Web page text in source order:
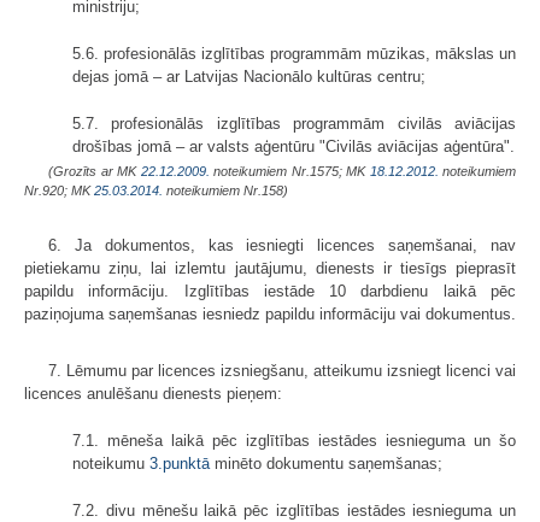
ministriju;
5.6. profesionālās izglītības programmām mūzikas, mākslas un
dejas jomā – ar Latvijas Nacionālo kultūras centru;
5.7. profesionālās izglītības programmām civilās aviācijas
drošības jomā – ar valsts aģentūru "Civilās aviācijas aģentūra".
(Grozīts ar MK 22.12.2009. noteikumiem Nr.1575; MK 18.12.2012. noteikumiem
Nr.920; MK25.03.2014. noteikumiem Nr.158)
6. Ja dokumentos, kas iesniegti licences saņemšanai, nav
pietiekamu ziņu, lai izlemtu jautājumu, dienests ir tiesīgs pieprasīt
papildu informāciju. Izglītības iestāde 10 darbdienu laikā pēc
paziņojuma saņemšanas iesniedz papildu informāciju vai dokumentus.
7. Lēmumu par licences izsniegšanu, atteikumu izsniegt licenci vai
licences anulēšanu dienests pieņem:
7.1. mēneša laikā pēc izglītības iestādes iesnieguma un šo
noteikumu 3.punktā minēto dokumentu saņemšanas;
7.2. divu mēnešu laikā pēc izglītības iestādes iesnieguma un